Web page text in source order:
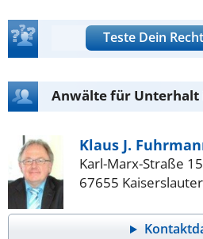
Teste Dein
Anwälte für Unterhalt
Klaus J.
Karl-Marx-Straße 15
67655